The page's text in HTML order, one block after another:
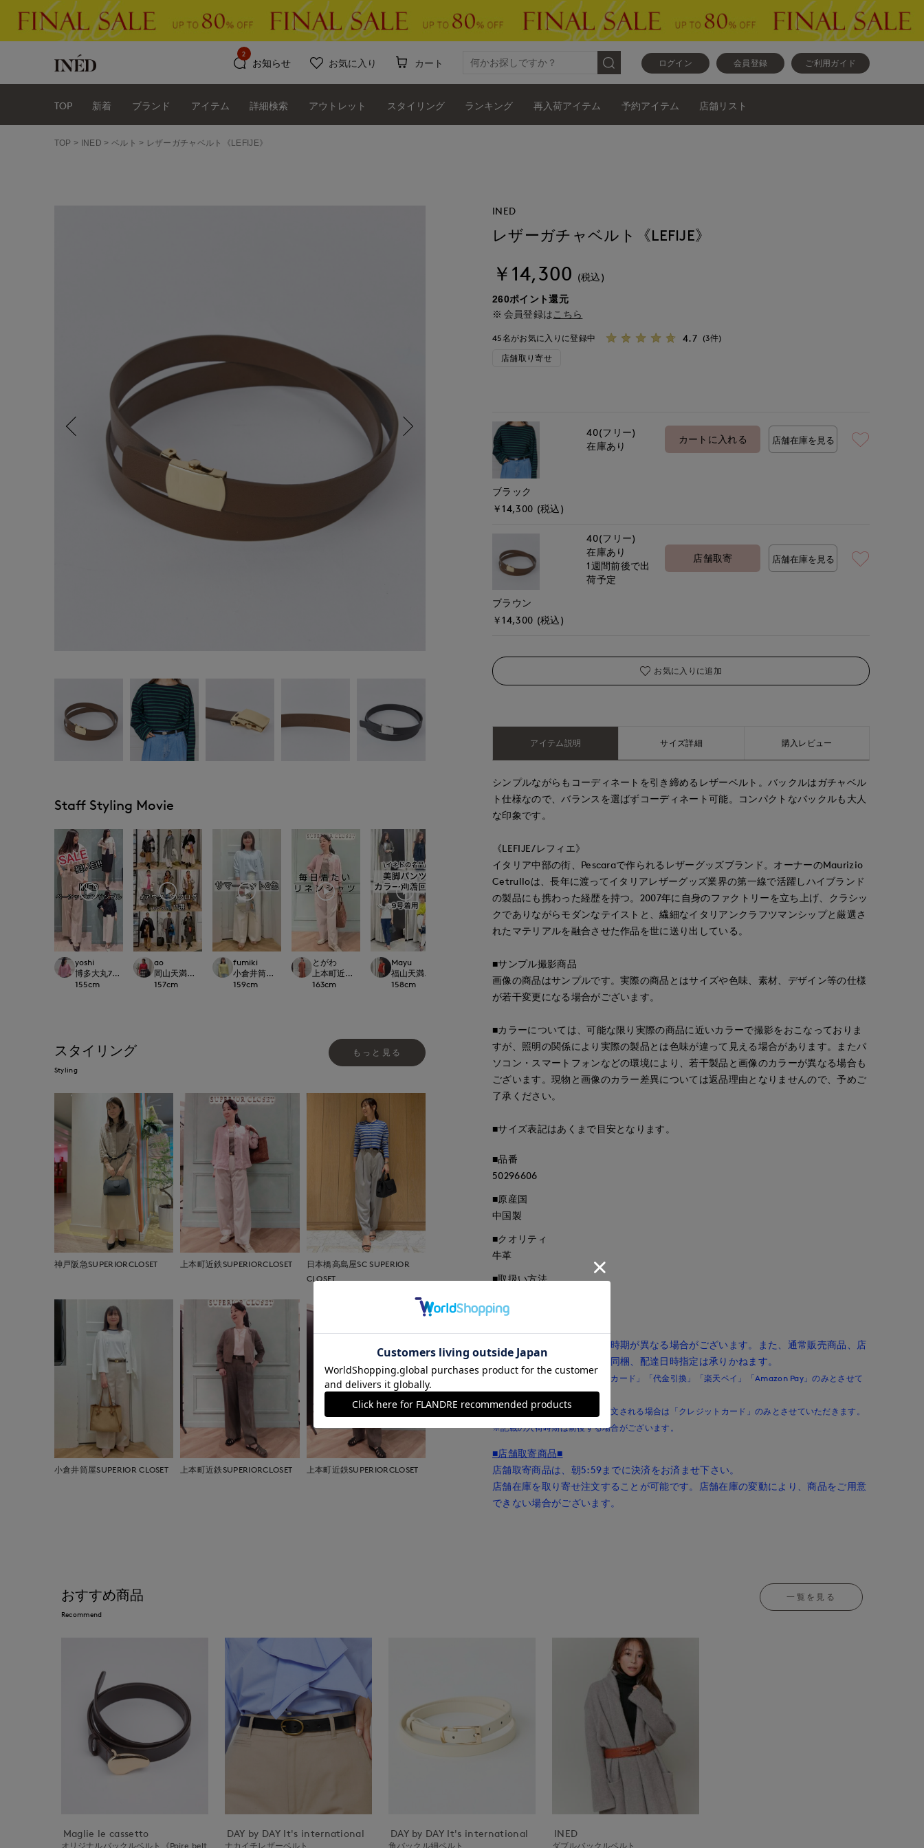
ログイン 会員登録 ご利用ガイド
お知らせ
2
お気に入り カート
TOP 新着 ブランド アイテム 詳細検索 アウトレット スタイリング ランキング 再入荷アイテム 予約アイテム 店舗リスト
TOP INED ベルト レザーガチャベルト《LEFIJE》
Staff Styling Movie
yoshi
博多大丸7-IDconcept.
155cm
ao
岡山天満屋SUPERIORCLOSET
157cm
fumiki
小倉井筒屋SUPERIOR CLOSET
159cm
とがわ
上本町近鉄SUPERIORCLOSET
163cm
Mayu
福山天満屋店INED/7-IDconcept./Maglie
158cm cm
kaori
157 cm
157cm
165cm
157 cm
スタイリング
Styling
もっと見る
神戸阪急SUPERIORCLOSET 上本町近鉄SUPERIORCLOSET
日本橋高島屋SC SUPERIOR
CLOSET
小倉井筒屋SUPERIOR CLOSET 上本町近鉄SUPERIORCLOSET 上本町近鉄SUPERIORCLOSET
INED
レザーガチャベルト《LEFIJE》
￥14,300 (税込)
260ポイント還元
会員登録は こちら
45名がお気に入りに登録中 4.7 (3件)
店舗取り寄せ
ブラック
￥14,300 (税込)
40(フリー)
在庫あり
カートに入れる 店舗在庫を見る
ブラウン
￥14,300 (税込)
40(フリー)
在庫あり
1週間前後で出
荷予定
店舗取寄 店舗在庫を見る
お気に入りに追加
アイテム説明 サイズ詳細 購入レビュー
シンプルながらもコーディネートを引き締めるレザーベルト。バックルはガチャベル
ト仕様なので、バランスを選ばずコーディネート可能。コンパクトなバックルも大人
な印象です。
《LEFIJE/レフィエ》
イタリア中部の街、Pescaraで作られるレザーグッズブランド。オーナーのMaurizio
Cetrulloは、長年に渡ってイタリアレザーグッズ業界の第一線で活躍しハイブランド
の製品にも携わった経歴を持つ。2007年に自身のファクトリーを立ち上げ、クラシッ
クでありながらモダンなテイストと、繊細なイタリアンクラフツマンシップと厳選さ
れたマテリアルを融合させた作品を世に送り出している。
■サンプル撮影商品
画像の商品はサンプルです。実際の商品とはサイズや色味、素材、デザイン等の仕様
が若干変更になる場合がございます。
■カラーについては、可能な限り実際の商品に近いカラーで撮影をおこなっておりま
すが、照明の関係により実際の製品とは色味が違って見える場合があります。またパ
ソコン・スマートフォンなどの環境により、若干製品と画像のカラーが異なる場合も
ございます。現物と画像のカラー差異については返品理由となりませんので、予めご
了承ください。
■サイズ表記はあくまで目安となります。
■品番
50296606
■原産国
中国製
■クオリティ
牛革
■取扱い方法
取り扱いについて
カラー、サイズにより入荷時期が異なる場合がございます。また、通常販売商品、店
舗取寄による予約商品との同梱、配達日時指定は承りかねます。
※お支払い方法は「クレジットカード」「代金引換」「楽天ペイ」「Amazon Pay」のみとさせて
いただきます。
※複数の予約商品を同時にご注文される場合は「クレジットカード」のみとさせていただきます。
※記載の入荷時期は前後する場合がございます。
■店舗取寄商品■
店舗取寄商品は、朝5:59までに決済をお済ませ下さい。
店舗在庫を取り寄せ注文することが可能です。店舗在庫の変動により、商品をご用意
できない場合がございます。
おすすめ商品
Recommend
一覧を見る
Maglie le cassetto
オリジナルバックルベルト《Poire belt
DAY by DAY It's international
ナカイチレザーベルト
DAY by DAY It's international
角バックル細ベルト
INED
ダブルバックルベルト